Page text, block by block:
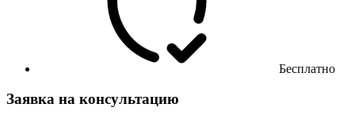
Бесплатно
Заявка на консультацию